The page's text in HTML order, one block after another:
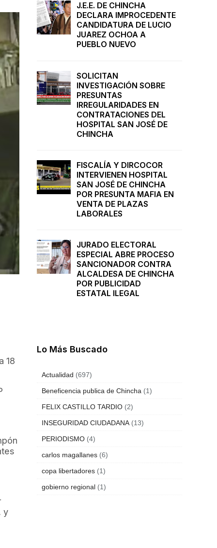
18
y
J.E.E. DE CHINCHA
DECLARA IMPROCEDENTE
CANDIDATURA DE LUCIO
JUAREZ OCHOA A
PUEBLO NUEVO
SOLICITAN
INVESTIGACIÓN SOBRE
PRESUNTAS
IRREGULARIDADES EN
CONTRATACIONES DEL
HOSPITAL SAN JOSÉ DE
CHINCHA
FISCALÍA Y DIRCOCOR
INTERVIENEN HOSPITAL
SAN JOSÉ DE CHINCHA
POR PRESUNTA MAFIA EN
VENTA DE PLAZAS
LABORALES
JURADO ELECTORAL
ESPECIAL ABRE PROCESO
SANCIONADOR CONTRA
ALCALDESA DE CHINCHA
POR PUBLICIDAD
ESTATAL ILEGAL
Lo Más Buscado
Actualidad (697)
Beneficencia publica de Chincha (1)
FELIX CASTILLO TARDIO (2)
INSEGURIDAD CIUDADANA (13)
PERIODISMO (4)
carlos magallanes (6)
copa libertadores (1)
gobierno regional (1)